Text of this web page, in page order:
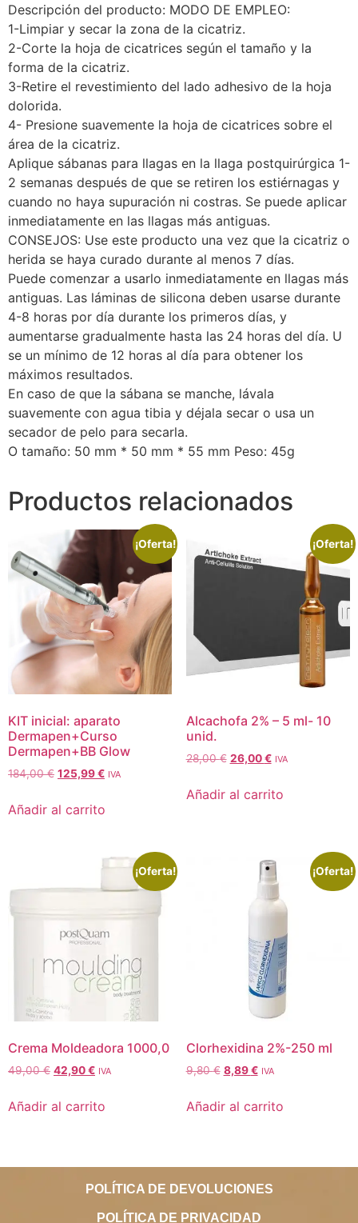
Descripción del producto: MODO DE EMPLEO:
1-Limpiar y secar la zona de la cicatriz.
2-Corte la hoja de cicatrices según el tamaño y la
forma de la cicatriz.
3-Retire el revestimiento del lado adhesivo de la hoja
dolorida.
4- Presione suavemente la hoja de cicatrices sobre el
área de la cicatriz.
Aplique sábanas para llagas en la llaga postquirúrgica 1-
2 semanas después de que se retiren los estiérnagas y
cuando no haya supuración ni costras. Se puede aplicar
inmediatamente en las llagas más antiguas.
CONSEJOS: Use este producto una vez que la cicatriz o
herida se haya curado durante al menos 7 días.
Puede comenzar a usarlo inmediatamente en llagas más
antiguas. Las láminas de silicona deben usarse durante
4-8 horas por día durante los primeros días, y
aumentarse gradualmente hasta las 24 horas del día. U
se un mínimo de 12 horas al día para obtener los
máximos resultados.
En caso de que la sábana se manche, lávala
suavemente con agua tibia y déjala secar o usa un
secador de pelo para secarla.
O tamaño: 50 mm * 50 mm * 55 mm Peso: 45g
Productos relacionados
¡Oferta!
KIT inicial: aparato
Dermapen+Curso
Dermapen+BB Glow
184,00€ 125,99€ IVA
Añadir al carrito
¡Oferta!
Alcachofa 2% – 5 ml- 10
unid.
28,00€ 26,00€ IVA
Añadir al carrito
¡Oferta!
Crema Moldeadora 1000,0
49,00€ 42,90€ IVA
Añadir al carrito
¡Oferta!
Clorhexidina 2%-250 ml
9,80€ 8,89€ IVA
Añadir al carrito
POLÍTICA DE DEVOLUCIONES
POLÍTICA DE PRIVACIDAD